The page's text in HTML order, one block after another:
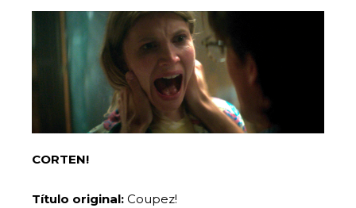
CORTEN!
Título original: Coupez!